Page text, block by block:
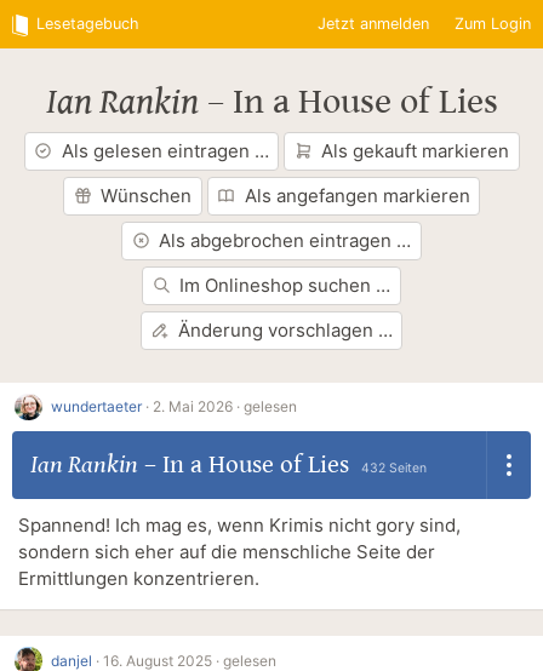
Lesetagebuch Jetzt anmelden Zum Login
Ian Rankin– In a House of Lies
Als gelesen eintragen …
Als gekauft markieren
Wünschen
Als angefangen markieren
Als abgebrochen eintragen …
Im Onlineshop suchen …
Änderung vorschlagen …
wundertaeter · 2. Mai 2026 · gelesen
Ian Rankin – In a House of Lies 432 Seiten
Spannend! Ich mag es, wenn Krimis nicht gory sind,
sondern sich eher auf die menschliche Seite der
Ermittlungen konzentrieren.
danjel · 16. August 2025 · gelesen